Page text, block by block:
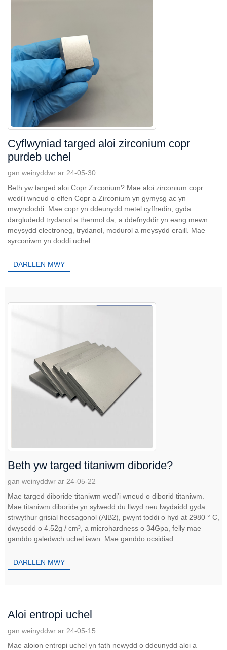
Cyflwyniad targed aloi zirconium copr
purdeb uchel
gan weinyddwr ar 24-05-30
Beth yw targed aloi Copr Zirconium? Mae aloi zirconium copr
wedi'i wneud o elfen Copr a Zirconium yn gymysg ac yn
mwyndoddi. Mae copr yn ddeunydd metel cyffredin, gyda
dargludedd trydanol a thermol da, a ddefnyddir yn eang mewn
meysydd electroneg, trydanol, modurol a meysydd eraill. Mae
syrconiwm yn doddi uchel ...
DARLLEN MWY
Beth yw targed titaniwm diboride?
gan weinyddwr ar 24-05-22
Mae targed diboride titaniwm wedi'i wneud o diborid titaniwm.
Mae titaniwm diboride yn sylwedd du llwyd neu lwydaidd gyda
strwythur grisial hecsagonol (AlB2), pwynt toddi o hyd at 2980 ° C,
dwysedd o 4.52g / cm³, a microhardness o 34Gpa, felly mae
ganddo galedwch uchel iawn. Mae ganddo ocsidiad ...
DARLLEN MWY
Aloi entropi uchel
gan weinyddwr ar 24-05-15
Mae aloion entropi uchel yn fath newydd o ddeunydd aloi a